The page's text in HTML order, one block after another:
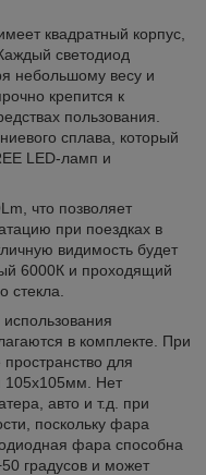
квадратный корпус,
светодиод
небольшому весу и
крепится к
пользования.
сплава, который
LED-ламп и
что позволяет
при поездках в
видимость будет
6000К и проходящий
стекла.
в комплекте. При
для
105х105мм. Нет
авто и т.д. при
поскольку фара
фара способна
градусов и может